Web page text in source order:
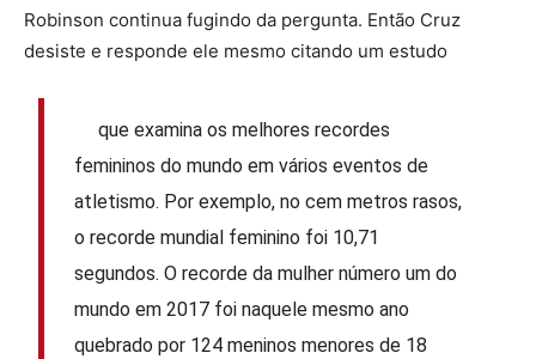
Robinson continua fugindo da pergunta. Então Cruz
desiste e responde ele mesmo citando um estudo
que examina os melhores recordes
femininos do mundo em vários eventos de
atletismo. Por exemplo, no cem metros rasos,
o recorde mundial feminino foi 10,71
segundos. O recorde da mulher número um do
mundo em 2017 foi naquele mesmo ano
quebrado por 124 meninos menores de 18